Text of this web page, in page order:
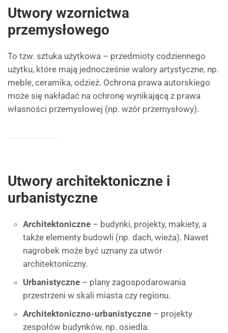
Utwory wzornictwa
przemysłowego
To tzw. sztuka użytkowa – przedmioty codziennego
użytku, które mają jednocześnie walory artystyczne, np.
meble, ceramika, odzież. Ochrona prawa autorskiego
może się nakładać na ochronę wynikającą z prawa
własności przemysłowej (np. wzór przemysłowy).
Utwory architektoniczne i
urbanistyczne
Architektoniczne – budynki, projekty, makiety, a
także elementy budowli (np. dach, wieża). Nawet
nagrobek może być uznany za utwór
architektoniczny.
Urbanistyczne – plany zagospodarowania
przestrzeni w skali miasta czy regionu.
Architektoniczno-urbanistyczne – projekty
zespołów budynków, np. osiedla.